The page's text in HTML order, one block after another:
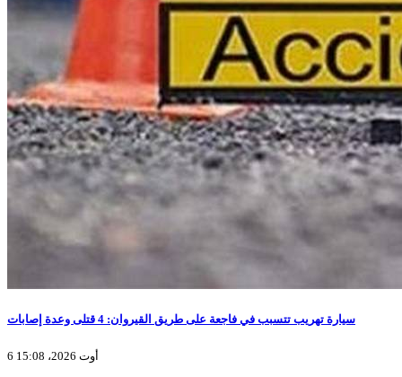
سيارة تهريب تتسبب في فاجعة على طريق القيروان: 4 قتلى وعدة إصابات
6 أوت 2026، 15:08